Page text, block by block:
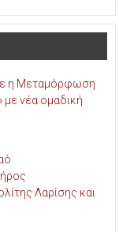
η Μεταμόρφωση
με νέα ομαδική
Λαρίσης και